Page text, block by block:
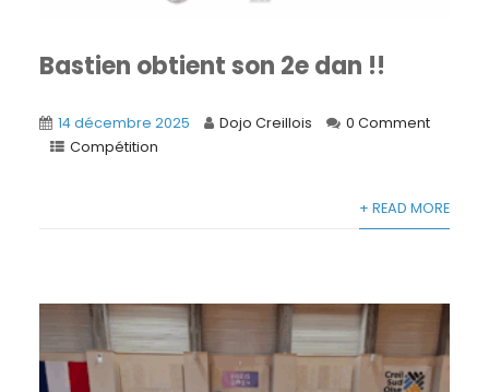
Bastien obtient son 2e dan !!
14 décembre 2025 Dojo Creillois
0 Comment
Compétition
+ READ MORE